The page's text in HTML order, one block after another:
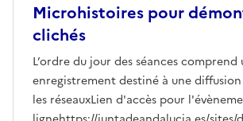
Microhistoires pour
clichés
L’ordre du jour des séances comprend
enregistrement destiné à une
les réseauxLien d'accès pour